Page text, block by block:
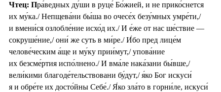
Чтец: Пра́ведных ду́ши в руце́ Бо́жией, и не прико́снется
их му́ка./ Непщева́ни бы́ша во очесе́х безу́мных умре́ти,/
и вмени́ся озлобле́ние исхо́д их./ И е́же от нас ше́ствие —
сокруше́ние,/ они́ же суть в ми́ре./ И́бо пред лице́м
челове́ческим а́ще и му́ку прии́мут,/ упова́ние
их безсме́ртия испо́лнено./ И вма́ле нака́зани бы́вше,/
вели́кими благоде́тельствовани бу́дут,/ я́ко Бог искуси́
я и обре́те их досто́йны Себе́./ Я́ко зла́то в горни́ле, искуси́